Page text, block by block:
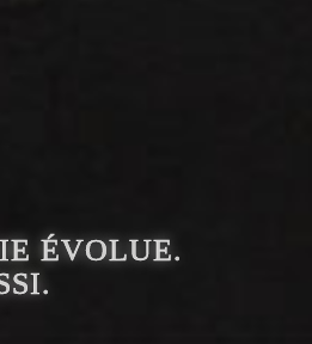
ÉVOLUE.